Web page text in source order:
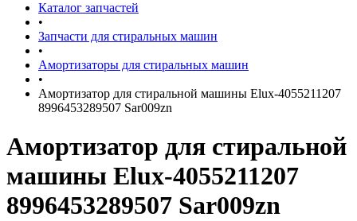
Каталог запчастей
•
Запчасти для стиральных машин
•
Амортизаторы для стиральных машин
•
Амортизатор для стиральной машины Elux-4055211207
8996453289507 Sar009zn
Амортизатор для стиральной
машины Elux-4055211207
8996453289507 Sar009zn